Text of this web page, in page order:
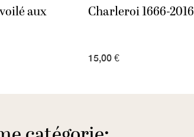
aux Charleroi 1666-2016
15,00 €